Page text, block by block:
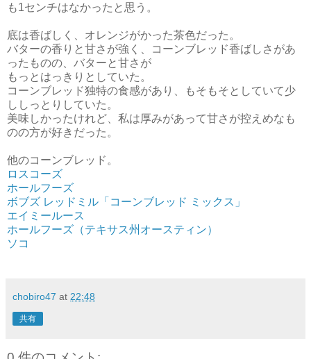
も1センチはなかったと思う。
底は香ばしく、オレンジがかった茶色だった。
バターの香りと甘さが強く、コーンブレッド香ばしさがあ
ったものの、バターと甘さが
もっとはっきりとしていた。
コーンブレッド独特の食感があり、もそもそとしていて少
ししっとりしていた。
美味しかったけれど、私は厚みがあって甘さが控えめなも
のの方が好きだった。
他のコーンブレッド。
ロスコーズ
ホールフーズ
ボブズ レッドミル「コーンブレッド ミックス」
エイミールース
ホールフーズ（テキサス州オースティン）
ソコ
chobiro47 at 22:48
共有